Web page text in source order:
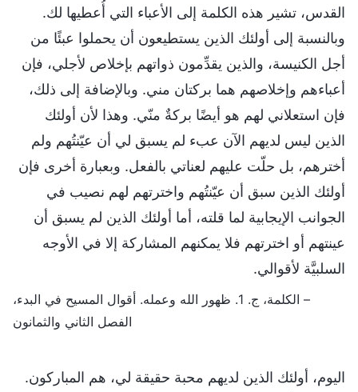
القدس، تشير هذه الكلمة إلى الأعباء التي أُعطيها لك.
وبالنسبة إلى أولئك الذين يستطيعون أن يحملوا عبئًا من
أجل الكنيسة، والذين يقدِّمون ذواتهم بإخلاص لأجلي، فإن
أعباءهم وإخلاصهم هما بركتان مني. وبالإضافة إلى ذلك،
فإن استعلاني لهم هو أيضًا بركةٌ منّي. وهذا لأن أولئك
الذين ليس لديهم الآن عبء لم يسبق لي أن عيّنتُهم ولم
أخترهم، بل حلّت عليهم لعناتي بالفعل. وبعبارة أخرى فإن
أولئك الذين سبق أن عيّنتُهم واخترتهم لهم نصيب في
الجوانب الإيجابية لما قلته، أما أولئك الذين لم يسبق أن
عينتهم أو اخترتهم فلا يمكنهم المشاركة إلا في الأوجه
السلبيَّة لأقوالي.
– الكلمة، ج. 1. ظهور الله وعمله. أقوال المسيح في البدء،
الفصل الثاني والثمانون
اليوم، أولئك الذين لديهم محبة حقيقة لي، هم المباركون.